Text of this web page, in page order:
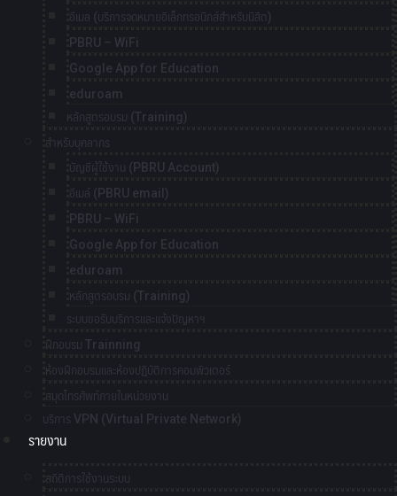
อีเมล (บริการจดหมายอิเล็กทรอนิกส์สำหรับนิสิต)
PBRU – WiFi
Google App for Education
eduroam
หลักสูตรอบรม (Training)
สำหรับบุคลากร
บัญชีผู้ใช้งาน (PBRU Account)
อีเมล์ (PBRU email)
PBRU – WiFi
Google App for Education
eduroam
หลักสูตรอบรม (Training)
ระบบขอรับบริการและแจ้งปัญหาฯ
ฝึกอบรม Trainning
ห้องฝึกอบรมและห้องปฏิบัติการคอมพิวเตอร์
สมุดโทรศัพท์ภายในหน่วยงาน
บริการ VPN (Virtual Private Network)
รายงาน
สถิติการใช้งานระบบ